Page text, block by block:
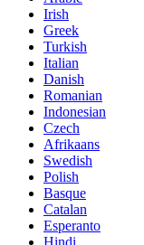
Irish
Greek
Turkish
Italian
Danish
Romanian
Indonesian
Czech
Afrikaans
Swedish
Polish
Basque
Catalan
Esperanto
Hindi